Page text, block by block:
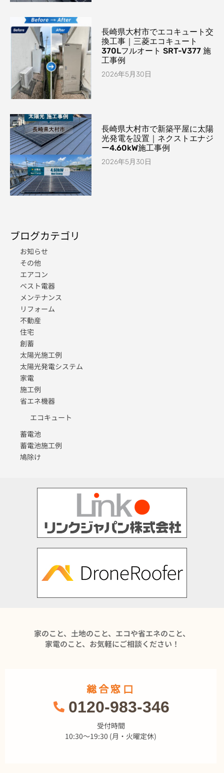
長崎県大村市でエコキュート交
換工事｜三菱エコキュート
370Lフルオート SRT-V377 施
工事例
2026年5月30日
長崎県大村市で新築平屋に太陽
光発電を設置｜ネクストエナジ
ー4.60kW施工事例
2026年5月30日
ブログカテゴリ
お知らせ
その他
エアコン
ベスト電器
メンテナンス
リフォーム
不動産
住宅
創蓄
太陽光施工例
太陽光発電システム
家電
施工例
省エネ機器
エコキュート
蓄電池
蓄電池施工例
鳩除け
家のこと、土地のこと、エコや省エネのこと、
家電のこと、お気軽にご相談ください！
総合窓口
0120-983-346
受付時間
10:30～19:30 (月・火曜定休)